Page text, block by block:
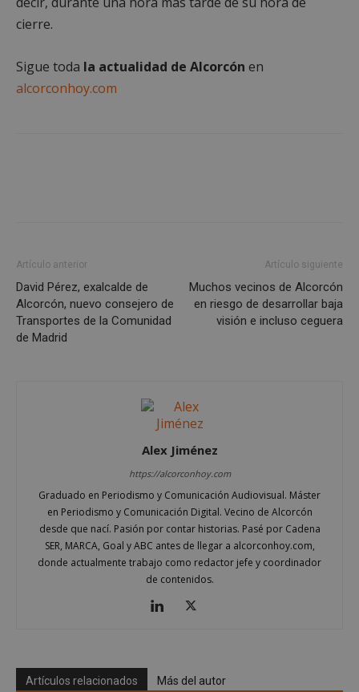
cierre.
Sigue toda la actualidad de Alcorcón en
alcorconhoy.com
Artículo anterior
David Pérez, exalcalde de
Alcorcón, nuevo consejero de
Transportes de la Comunidad
de Madrid
Artículo siguiente
Muchos vecinos de Alcorcón
en riesgo de desarrollar baja
visión e incluso ceguera
Alex Jiménez
https://alcorconhoy.com
Graduado en Periodismo y Comunicación Audiovisual. Máster
en Periodismo y Comunicación Digital. Vecino de Alcorcón
desde que nací. Pasión por contar historias. Pasé por Cadena
SER, MARCA, Goal y ABC antes de llegar a alcorconhoy.com,
donde actualmente trabajo como redactor jefe y coordinador
de contenidos.
Artículos relacionados Más del autor
necesarias
Cookies de
preferencias
Cookies de
Cookies de rendimiento
Cookies de preferencias
inicio de sesión de usuario y la gestión de cuentas.
El sitio web no se puede utilizar correctamente sin
las cookies estrictamente necesarias.
Dominio
PHPSESSID
PHP.net
alcorconhoy.com
Sesión